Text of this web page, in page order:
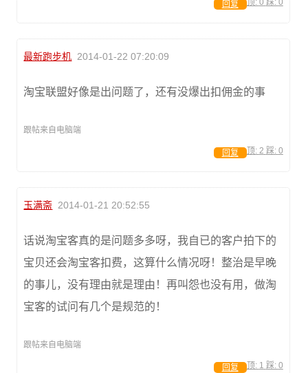
顶: 0 踩: 0
回复
最新跑步机 2014-01-22 07:20:09
淘宝联盟好像是出问题了，还有没爆出扣佣金的事
跟帖来自电脑端
顶: 2 踩: 0
回复
玉满斋 2014-01-21 20:52:55
话说淘宝客真的是问题多多呀，我自已的客户拍下的
宝贝还会淘宝客扣费，这算什么情况呀！整治是早晚
的事儿，没有理由就是理由！再叫怨也没有用，做淘
宝客的试问有几个是规范的！
跟帖来自电脑端
顶: 1 踩: 0
回复